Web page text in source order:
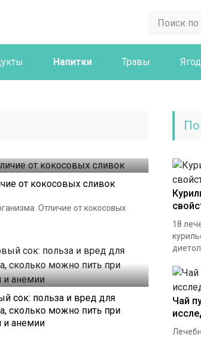
Напитки Травы
от кокосовых сливок
Отличие от кокосовых
сок: польза и вред для
сколько можно пить при
и анемии
18
Чай